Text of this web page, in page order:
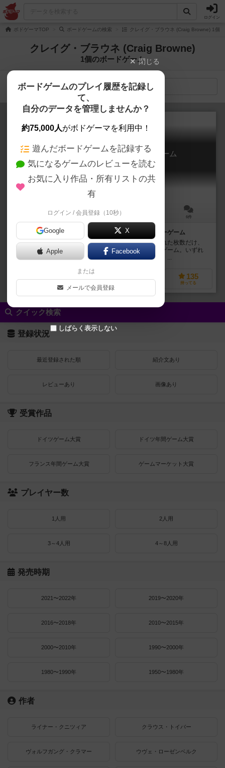
ログイン
ボドゲーマTOP ボードゲームの検索 クレイグ・ブラウネ (Craig Browne) 1個
クレイグ・ブラウネ (Craig Browne)
1個のボードゲーム
検索メニュー
どきどきワクワク相性チェックゲーム
Compatibility
30～40分 6件
お題に対してペアのイメージを合わせていくパーティーゲーム
特定のトピックから連想するイメージカードを決められた枚数だけ、
パートナーと出来るだけ同じカードを選び出すボードゲーム。いずれ
かのペアがゴールにたどり着いたら、ゲーム終了です。...
245 135
持ってる
クイック検索
登録状況
最近登録された順 紹介文あり
レビューあり 画像あり
受賞作品
ドイツゲーム大賞 ドイツ年間ゲーム大賞
フランス年間ゲーム大賞 ゲームマーケット大賞
プレイヤー数
1人用 2人用
3～4人用 4～8人用
発売時期
2021〜2022年 2019〜2020年
2016〜2018年 2010〜2015年
2000〜2010年 1990〜2000年
1980〜1990年 1950〜1980年
作者
ライナー・クニツィア クラウス・トイバー
ヴォルフガング・クラマー ウヴェ・ローゼンベルク
閉じる
ボードゲームのプレイ履歴を記録し
て、
自分のデータを管理しませんか？
約75,000人がボドゲーマを利用中！
遊んだボードゲームを記録する
気になるゲームのレビューを読む
お気に入り作品・所有リストの共
有
ログイン / 会員登録（10秒）
Google X
Apple Facebook
または
メールで会員登録
しばらく表示しない